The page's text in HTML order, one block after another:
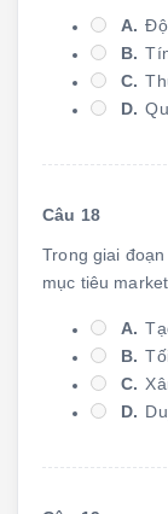
A.
B.
C.
D.
Câu 18
Trong giai
mục tiêu
A.
B.
C.
D.